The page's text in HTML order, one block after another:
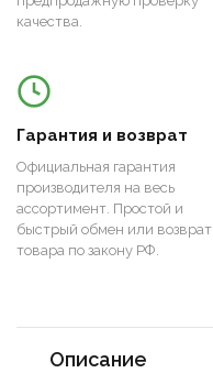
качества.
Гарантия и возврат
Официальная гарантия
производителя на весь
ассортимент. Простой и
быстрый обмен или возврат
товара по закону РФ.
Описание